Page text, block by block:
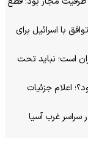
با اسرائیل برای
است؛ نباید تحت
اعلام جزئیات
از ۲ هزار حمله در سراسر غرب آسیا